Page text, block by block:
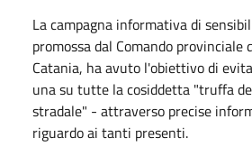
La campagna informativa di
promossa dal Comando provinciale
Catania, ha avuto l'obiettivo di
una su tutte la cosiddetta "truffa
stradale" - attraverso precise
riguardo ai tanti presenti.